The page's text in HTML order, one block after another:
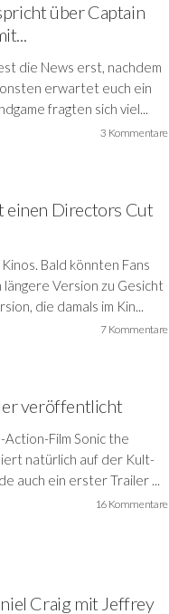
über Captain
die News erst, nachdem
erwartet euch ein
fragten sich viel...
3 Kommentare
einen Directors Cut
Bald könnten Fans
Version zu Gesicht
die damals im Kin...
7 Kommentare
veröffentlicht
Film Sonic the
natürlich auf der Kult-
auch ein erster Trailer ...
16 Kommentare
Craig mit Jeffrey